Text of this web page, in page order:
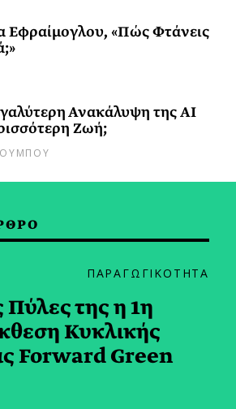
Εφραίμογλου, «Πώς Φτάνεις
Ανακάλυψη της AI
Ζωή;
ΠΑΡΑΓΩΓΙΚΟΤΗΤΑ
Πύλες της η 1η
Κυκλικής
Forward Green